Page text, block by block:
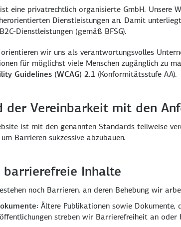
ist eine privatrechtlich organisierte GmbH.
Dienstleistungen an. Damit
Dienstleistungen (gemäß BFSG).
orientieren wir uns als verantwortungsvolles
für möglichst viele Menschen zugänglich zu
Guidelines (WCAG) 2.1 (Konformitätsstufe AA).
der Vereinbarkeit mit den
ist mit den genannten Standards teilweise
Barrieren sukzessive abzubauen.
barrierefreie Inhalte
noch Barrieren, an deren Behebung wir
Ältere Publikationen sowie
streben wir Barrierefreiheit an oder